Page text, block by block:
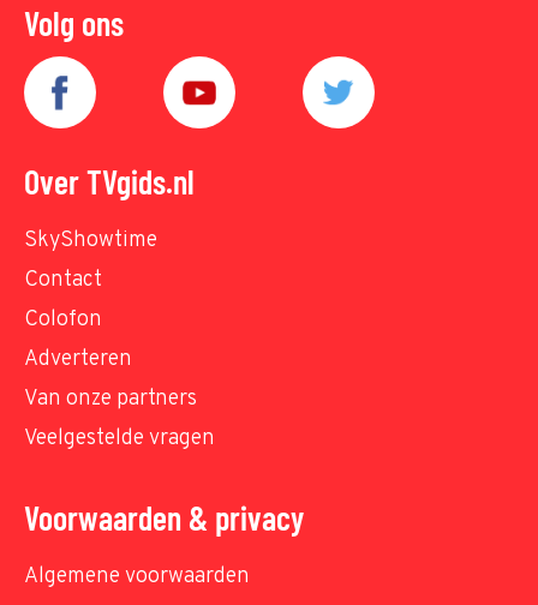
Volg ons
Over TVgids.nl
SkyShowtime
Contact
Colofon
Adverteren
Van onze partners
Veelgestelde vragen
Voorwaarden & privacy
Algemene voorwaarden